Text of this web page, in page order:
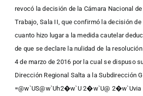
revocó la decisión de la Cámara Nacional
Trabajo, Sala II, que confirmó la decisión
cuanto hizo lugar a la medida cautelar
de que se declare la nulidad de la
4 de marzo de 2016 por la cual se dispuso
Dirección Regional Salta a la Subdirección
=@w`US@w`Uh2�w`U 2�w`U@ 2�w`Uvia